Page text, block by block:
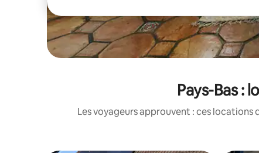
Pays-Bas :
Les voyageurs approuvent : ces